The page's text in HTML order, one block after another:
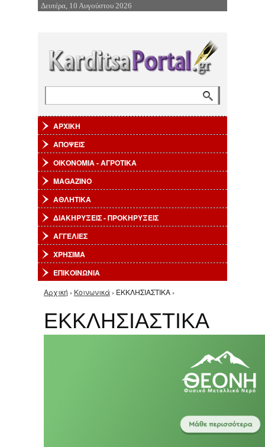
Επιστροφή στην Πλοήγηση
Δευτέρα, 10 Αυγούστου 2026
ΑΡΧΙΚΗ
ΑΠΟΨΕΙΣ
ΟΙΚΟΝΟΜΙΑ - ΑΓΡΟΤΙΚΑ
MAGAZINO
ΑΘΛΗΤΙΚΑ
ΔΙΑΚΗΡΥΞΕΙΣ - ΠΡΟΚΗΡΥΞΕΙΣ
ΑΓΓΕΛΙΕΣ
ΧΡΗΣΙΜΑ
ΕΠΙΚΟΙΝΩΝΙΑ
Είστε εδώ
Αρχική › Κοινωνικά › ΕΚΚΛΗΣΙΑΣΤΙΚΑ ›
ΕΚΚΛΗΣΙΑΣΤΙΚΑ